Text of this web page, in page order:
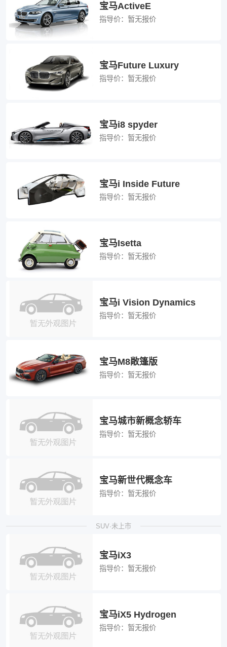
宝马ActiveE
指导价： 暂无报价
宝马Future Luxury
指导价： 暂无报价
宝马i8 spyder
指导价： 暂无报价
宝马i Inside Future
指导价： 暂无报价
宝马Isetta
指导价： 暂无报价
宝马i Vision Dynamics
指导价： 暂无报价
宝马M8敞篷版
指导价： 暂无报价
宝马城市新概念轿车
指导价： 暂无报价
宝马新世代概念车
指导价： 暂无报价
SUV·未上市
宝马iX3
指导价： 暂无报价
宝马iX5 Hydrogen
指导价： 暂无报价